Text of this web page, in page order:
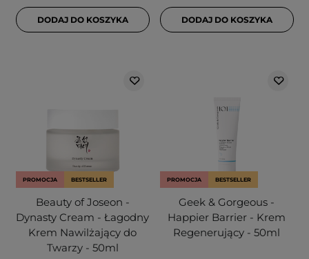
DODAJ DO KOSZYKA DODAJ DO KOSZYKA
PROMOCJA BESTSELLER
Beauty of Joseon -
Dynasty Cream - Łagodny
Krem Nawilżający do
Twarzy - 50ml
PROMOCJA BESTSELLER
Geek & Gorgeous -
Happier Barrier - Krem
Regenerujący - 50ml